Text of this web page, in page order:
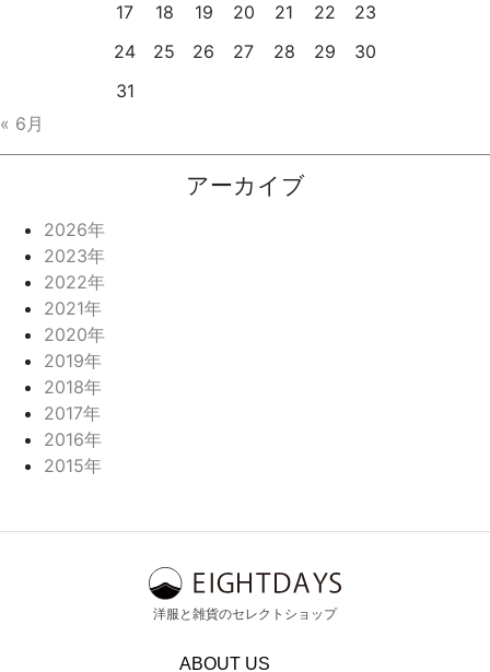
17
18 19 20 21 22
23
24
25 26 27 28 29
30
31
« 6月
アーカイブ
2026年
2023年
2022年
2021年
2020年
2019年
2018年
2017年
2016年
2015年
洋服と雑貨のセレクトショップ
ABOUT US